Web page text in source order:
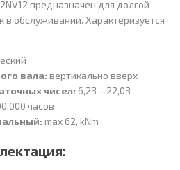
предназначен для долгой
в обслуживании. Характеризуется
вала: вертикально вверх
чисел: 6,23 – 22,03
часов
max 62, kNm